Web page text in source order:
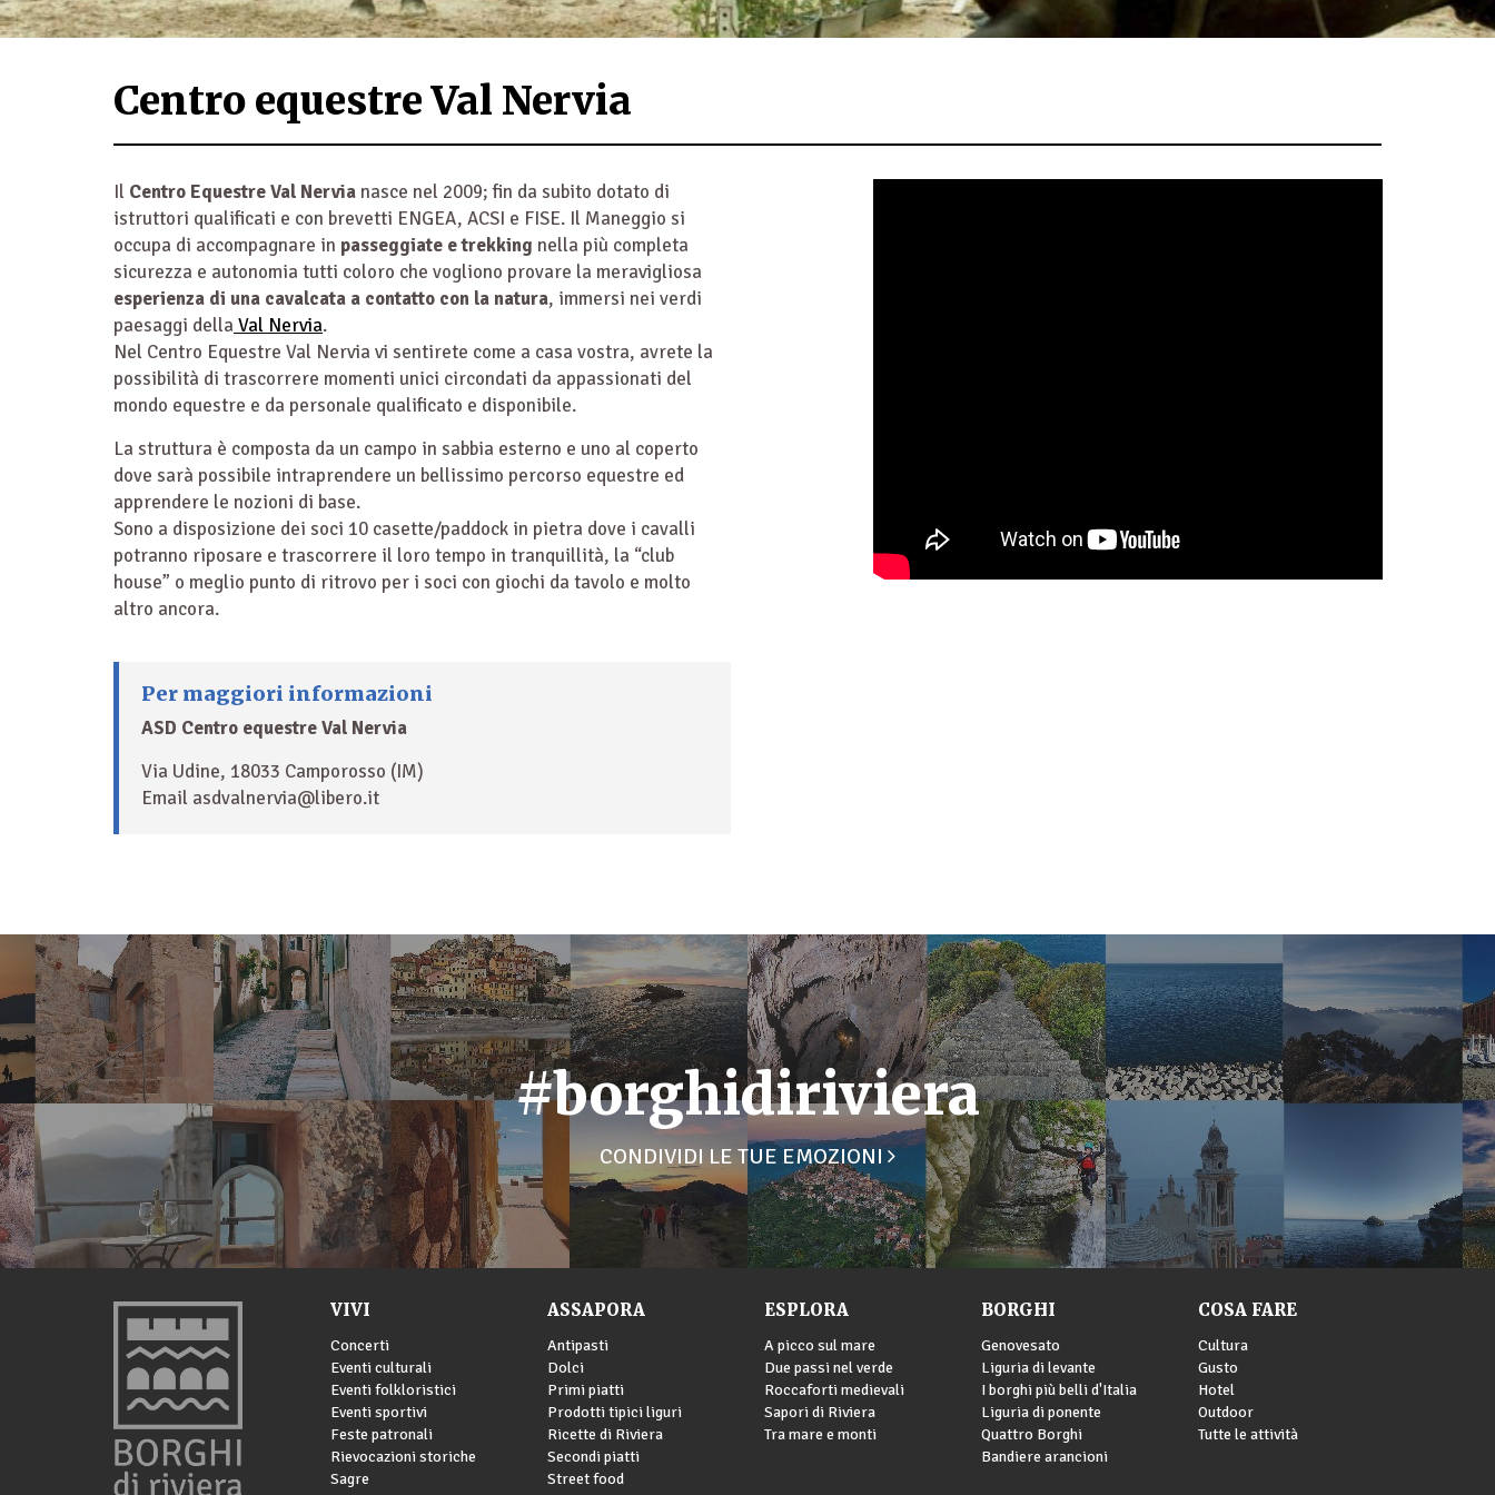
Centro equestre Val Nervia
Il Centro Equestre Val Nervia nasce nel 2009; fin da subito dotato di
istruttori qualificati e con brevetti ENGEA, ACSI e FISE. Il Maneggio si
occupa di accompagnare in passeggiate e trekking nella più completa
sicurezza e autonomia tutti coloro che vogliono provare la meravigliosa
esperienza di una cavalcata a contatto con la natura, immersi nei verdi
paesaggi della Val Nervia.
Nel Centro Equestre Val Nervia vi sentirete come a casa vostra, avrete la
possibilità di trascorrere momenti unici circondati da appassionati del
mondo equestre e da personale qualificato e disponibile.
La struttura è composta da un campo in sabbia esterno e uno al coperto
dove sarà possibile intraprendere un bellissimo percorso equestre ed
apprendere le nozioni di base.
Sono a disposizione dei soci 10 casette/paddock in pietra dove i cavalli
potranno riposare e trascorrere il loro tempo in tranquillità, la “club
house” o meglio punto di ritrovo per i soci con giochi da tavolo e molto
altro ancora.
Per maggiori informazioni
ASD Centro equestre Val Nervia
Via Udine, 18033 Camporosso (IM)
Email asdvalnervia@libero.it
#borghidiriviera
CONDIVIDI LE TUE EMOZIONI
VIVI
Concerti
Eventi culturali
Eventi folkloristici
Eventi sportivi
Feste patronali
Rievocazioni storiche
Sagre
ASSAPORA
Antipasti
Dolci
Primi piatti
Prodotti tipici liguri
Ricette di Riviera
Secondi piatti
Street food
ESPLORA
A picco sul mare
Due passi nel verde
Roccaforti medievali
Sapori di Riviera
Tra mare e monti
BORGHI
Genovesato
Liguria di levante
I borghi più belli d'Italia
Liguria di ponente
Quattro Borghi
Bandiere arancioni
COSA FARE
Cultura
Gusto
Hotel
Outdoor
Tutte le attività